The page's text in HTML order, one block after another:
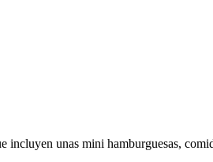
unas mini hamburguesas,